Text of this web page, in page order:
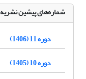
شماره‌های پیشین نشریه
دوره 11 (1406)
دوره 10 (1405)